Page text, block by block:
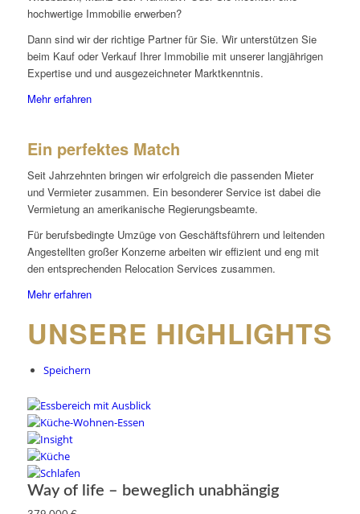
hochwertige Immobilie erwerben?
Dann sind wir der richtige Partner für Sie. Wir unterstützen Sie
beim Kauf oder Verkauf Ihrer Immobilie mit unserer langjährigen
Expertise und und ausgezeichneter Marktkenntnis.
Mehr erfahren
Ein perfektes Match
Seit Jahrzehnten bringen wir erfolgreich die passenden Mieter
und Vermieter zusammen. Ein besonderer Service ist dabei die
Vermietung an amerikanische Regierungsbeamte.
Für berufsbedingte Umzüge von Geschäftsführern und leitenden
Angestellten großer Konzerne arbeiten wir effizient und eng mit
den entsprechenden Relocation Services zusammen.
Mehr erfahren
UNSERE HIGHLIGHTS
Speichern
Way of life – beweglich unabhängig